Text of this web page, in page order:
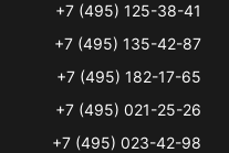
+7 (495) 125-38-41
+7 (495) 135-42-87
+7 (495) 182-17-65
+7 (495) 021-25-26
+7 (495) 023-42-98